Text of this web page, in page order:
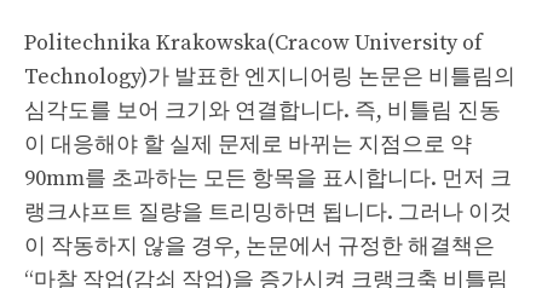
Politechnika Krakowska(Cracow University of
Technology)가 발표한 엔지니어링 논문은 비틀림의
심각도를 보어 크기와 연결합니다. 즉, 비틀림 진동
이 대응해야 할 실제 문제로 바뀌는 지점으로 약
90mm를 초과하는 모든 항목을 표시합니다. 먼저 크
랭크샤프트 질량을 트리밍하면 됩니다. 그러나 이것
이 작동하지 않을 경우, 논문에서 규정한 해결책은
“마찰 작업(감쇠 작업)을 증가시켜 크랭크축 비틀림